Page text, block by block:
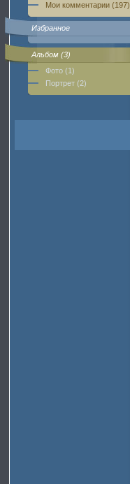
Мои комментарии (197)
Избранное
Альбом (3)
Фото (1)
Портрет (2)